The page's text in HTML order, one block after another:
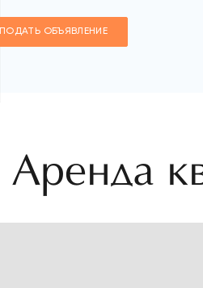
ПОДАТЬ ОБЪЯВЛЕНИЕ
Аренда